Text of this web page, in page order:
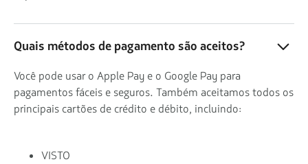
Quais métodos de pagamento são aceitos?
Você pode usar o Apple Pay e o Google Pay para
pagamentos fáceis e seguros. Também aceitamos todos os
principais cartões de crédito e débito, incluindo:
VISTO